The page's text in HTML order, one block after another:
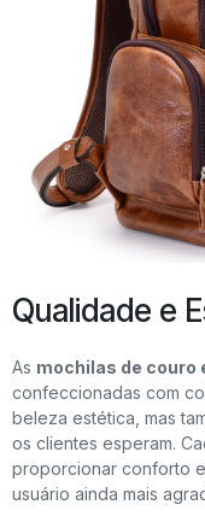
Qualidade e
As mochilas de couro
confeccionadas com
beleza estética, mas
os clientes esperam.
proporcionar conforto
usuário ainda mais